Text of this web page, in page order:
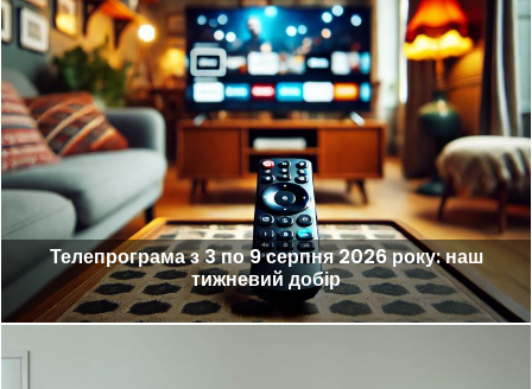
Телепрограма з 3 по 9 серпня 2026 року: наш
тижневий добір